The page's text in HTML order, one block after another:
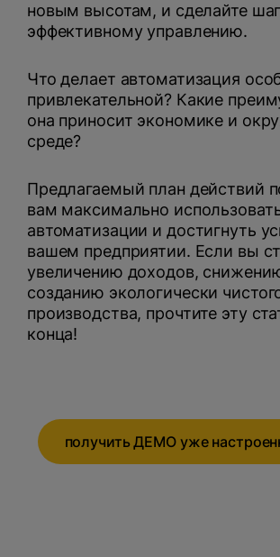
новым высотам, и сделайте
эффективному управлению.
Что делает автоматизация
привлекательной? Какие
она приносит экономике и
среде?
Предлагаемый план действий
вам максимально
автоматизации и достигнуть
вашем предприятии. Если вы
увеличению доходов,
созданию экологически
производства, прочтите эту
конца!
получить ДЕМО уже